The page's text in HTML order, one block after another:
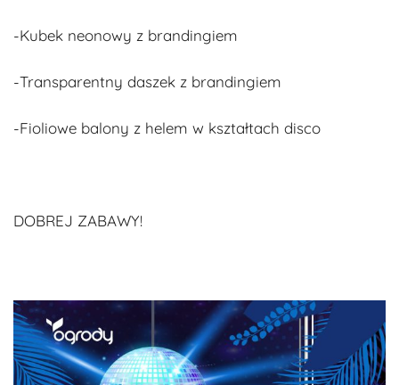
-Kubek neonowy z brandingiem
-Transparentny daszek z brandingiem
-Fioliowe balony z helem w kształtach disco
DOBREJ ZABAWY!